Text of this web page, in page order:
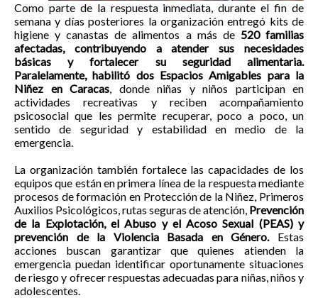
Como parte de la respuesta inmediata, durante el fin de
semana y días posteriores la organización entregó kits de
higiene y canastas de alimentos a más de 520 familias
afectadas, contribuyendo a atender sus necesidades
básicas y fortalecer su seguridad alimentaria.
Paralelamente, habilitó dos Espacios Amigables para la
Niñez en Caracas, donde niñas y niños participan en
actividades recreativas y reciben acompañamiento
psicosocial que les permite recuperar, poco a poco, un
sentido de seguridad y estabilidad en medio de la
emergencia.
La organización también fortalece las capacidades de los
equipos que están en primera línea de la respuesta mediante
procesos de formación en Protección de la Niñez, Primeros
Auxilios Psicológicos, rutas seguras de atención, Prevención
de la Explotación, el Abuso y el Acoso Sexual (PEAS) y
prevención de la Violencia Basada en Género.Estas
acciones buscan garantizar que quienes atienden la
emergencia puedan identificar oportunamente situaciones
de riesgo y ofrecer respuestas adecuadas para niñas, niños y
adolescentes.